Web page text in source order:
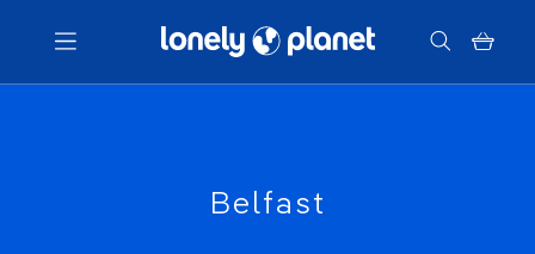
Menu
Votre recherche
Belfast